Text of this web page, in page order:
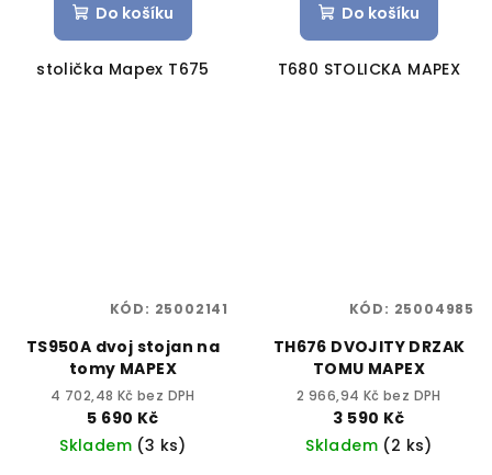
Do košíku
stolička Mapex T675
Do košíku
T680 STOLICKA MAPEX
TS950A dvoj stojan na
tomy MAPEX
4 702,48 Kč bez DPH
5 690 Kč
Skladem (3 ks)
KÓD: 25002141
TH676 DVOJITY DRZAK
TOMU MAPEX
2 966,94 Kč bez DPH
3 590 Kč
Skladem (2 ks)
KÓD: 25004985